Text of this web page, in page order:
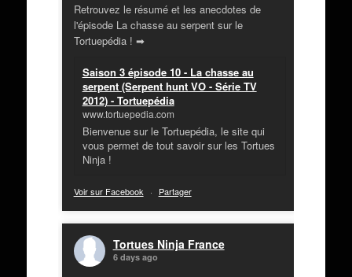
Retrouvez le résumé et les anecdotes de
l'épisode La chasse au serpent sur le
Tortuepédia ! ➡
Saison 3 épisode 10 - La chasse au
serpent (Serpent hunt VO - Série TV
2012) - Tortuepédia
www.tortuepedia.com
Bienvenue sur le Tortuepédia, le site qui
vous permet de tout savoir sur les Tortues
Ninja !
Voir sur Facebook · Partager
Tortues Ninja France
6 days ago